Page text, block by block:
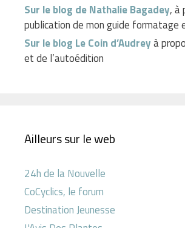
Sur le blog de Nathalie Bagadey, à
publication de mon guide formatage
Sur le blog Le Coin d’Audreyà
et de l’autoédition
Ailleurs sur le web
24h de la Nouvelle
CoCyclics, le forum
Destination Jeunesse